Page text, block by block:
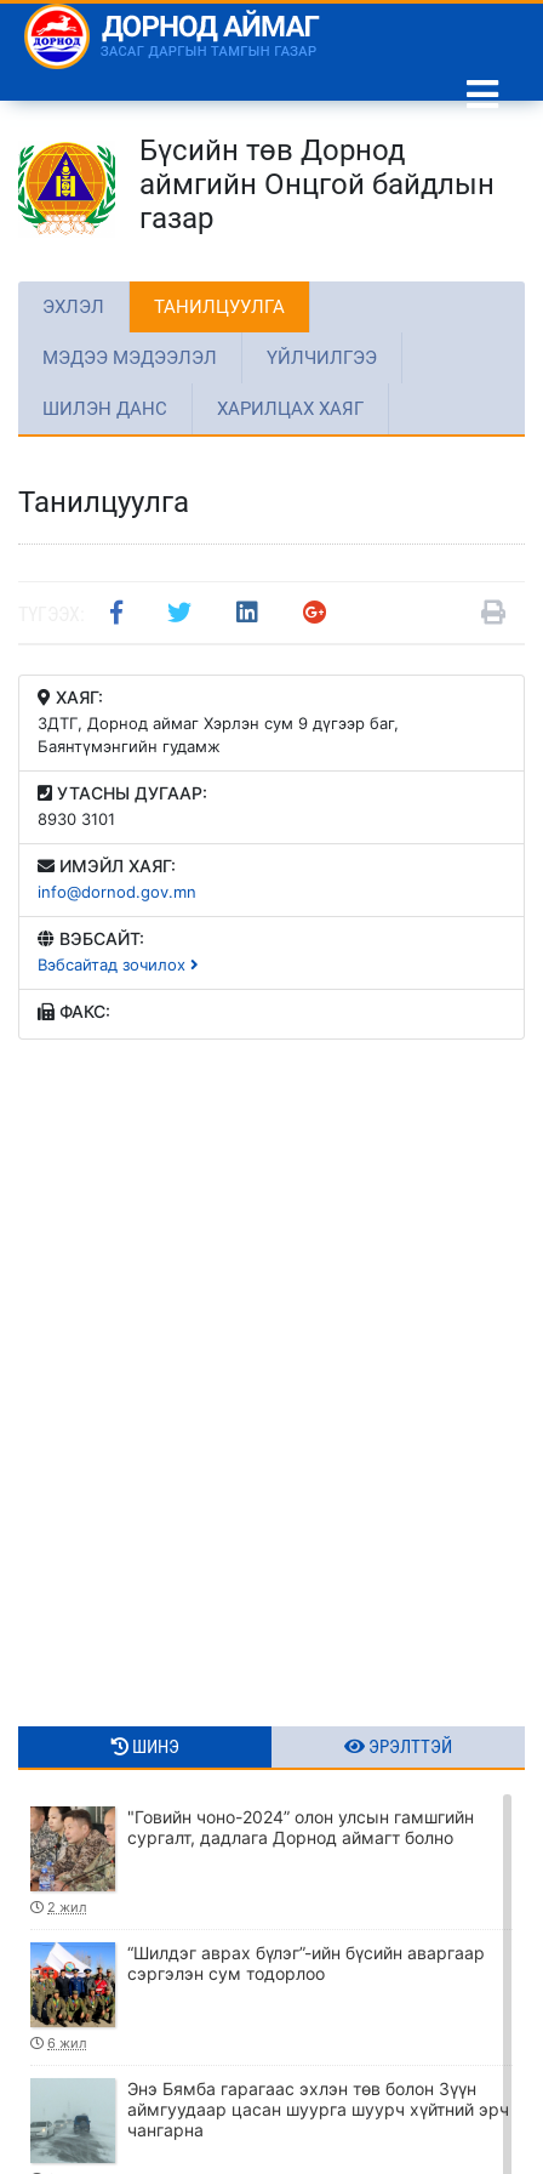
Бүсийн төв Дорнод
аймгийн Онцгой байдлын
газар
ЭХЛЭЛ ТАНИЛЦУУЛГА
МЭДЭЭ МЭДЭЭЛЭЛ ҮЙЛЧИЛГЭЭ
ШИЛЭН ДАНС ХАРИЛЦАХ ХАЯГ
Танилцуулга
ХАЯГ:
ЗДТГ, Дорнод аймаг Хэрлэн сум 9 дүгээр баг,
Баянтүмэнгийн гудамж
УТАСНЫ ДУГААР:
8930 3101
ИМЭЙЛ ХАЯГ:
info@dornod.gov.mn
ВЭБСАЙТ:
Вэбсайтад зочилох
ФАКС:
ШИНЭ ЭРЭЛТТЭЙ
"Говийн чоно-2024” олон улсын гамшгийн
сургалт, дадлага Дорнод аймагт болно
2 жил
“Шилдэг аврах бүлэг”-ийн бүсийн аваргаар
сэргэлэн сум тодорлоо
6 жил
Энэ Бямба гарагаас эхлэн төв болон Зүүн
аймгуудаар цасан шуурга шуурч хүйтний эрч
чангарна